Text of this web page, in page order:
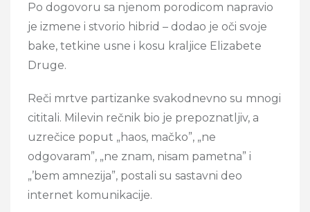
Po dogovoru sa njenom porodicom napravio
je izmene i stvorio hibrid – dodao je oči svoje
bake, tetkine usne i kosu kraljice Elizabete
Druge.
Reči mrtve partizanke svakodnevno su mnogi
cititali. Milevin rečnik bio je prepoznatljiv, a
uzrečice poput „haos, mačko”, „ne
odgovaram”, „ne znam, nisam pametna” i
„’bem amnezija”, postali su sastavni deo
internet komunikacije.